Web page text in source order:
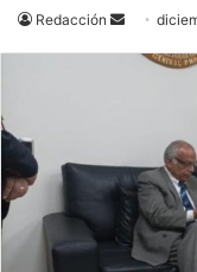
Redacción
Send